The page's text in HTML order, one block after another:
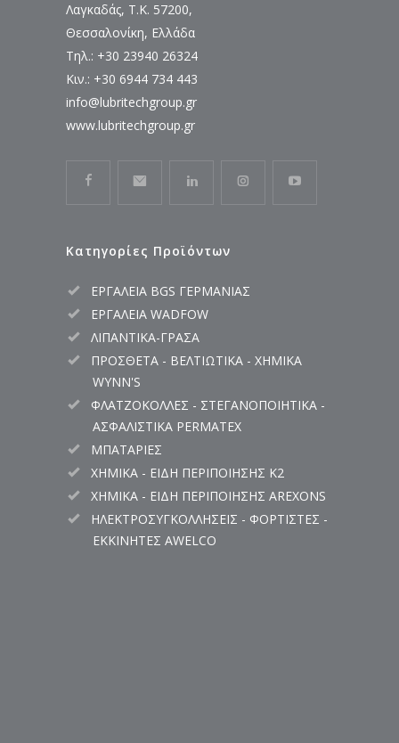
Λαγκαδάς, Τ.Κ. 57200,
Θεσσαλονίκη, Ελλάδα
Τηλ.: +30 23940 26324
Κιν.: +30 6944 734 443
info@lubritechgroup.gr
www.lubritechgroup.gr
Κατηγορίες Προϊόντων
ΕΡΓΑΛΕΙΑ BGS ΓΕΡΜΑΝΙΑΣ
ΕΡΓΑΛΕΙΑ WADFOW
ΛΙΠΑΝΤΙΚΑ-ΓΡΑΣΑ
ΠΡΟΣΘΕΤΑ - ΒΕΛΤΙΩΤΙΚΑ - ΧΗΜΙΚΑ
WYNN'S
ΦΛΑΤΖΟΚΟΛΛΕΣ - ΣΤΕΓΑΝΟΠΟΙΗΤΙΚΑ -
ΑΣΦΑΛΙΣΤΙΚΑ PERMATEX
ΜΠΑΤΑΡΙΕΣ
ΧΗΜΙΚΑ - ΕΙΔΗ ΠΕΡΙΠΟΙΗΣΗΣ K2
ΧΗΜΙΚΑ - ΕΙΔΗ ΠΕΡΙΠΟΙΗΣΗΣ AREXONS
ΗΛΕΚΤΡΟΣΥΓΚΟΛΛΗΣΕΙΣ - ΦΟΡΤΙΣΤΕΣ -
ΕΚΚΙΝΗΤΕΣ AWELCO